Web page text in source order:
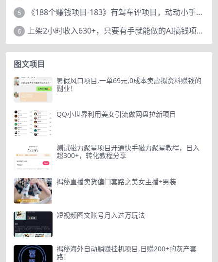
5 《188个赚钱项目-183》有驾车评项目，动动小手，复制粘贴赚44元！
6 上架2小时收入630+，只要有手就能做的AI搞钱项目，奶奶看完都能学会!
图文项目
暑假风口项目,一单69元,0成本卖虚拟资料赚钱的
副业！
QQ小世界利用美女引流做网盘拉新项目
测试磁力聚星项目开通快手磁力聚星教程，日入
超300+，转化教程分享
揭秘直播卖货偏门套路之美女主播+男装
短视频图文账号月入过万玩法
揭秘海外自动躺赚挂机项目,日赚200+的灰产套
路！